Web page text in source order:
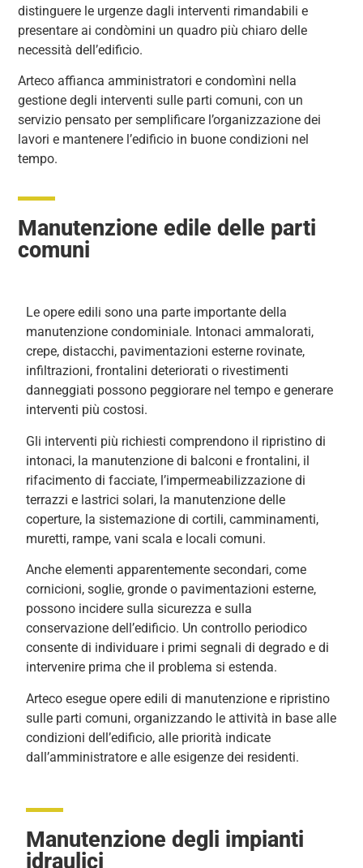
distinguere le urgenze dagli interventi rimandabili e
presentare ai condòmini un quadro più chiaro delle
necessità dell’edificio.
Arteco affianca amministratori e condomìni nella
gestione degli interventi sulle parti comuni, con un
servizio pensato per semplificare l’organizzazione dei
lavori e mantenere l’edificio in buone condizioni nel
tempo.
Manutenzione edile delle parti
comuni
Le opere edili sono una parte importante della
manutenzione condominiale. Intonaci ammalorati,
crepe, distacchi, pavimentazioni esterne rovinate,
infiltrazioni, frontalini deteriorati o rivestimenti
danneggiati possono peggiorare nel tempo e generare
interventi più costosi.
Gli interventi più richiesti comprendono il ripristino di
intonaci, la manutenzione di balconi e frontalini, il
rifacimento di facciate, l’impermeabilizzazione di
terrazzi e lastrici solari, la manutenzione delle
coperture, la sistemazione di cortili, camminamenti,
muretti, rampe, vani scala e locali comuni.
Anche elementi apparentemente secondari, come
cornicioni, soglie, gronde o pavimentazioni esterne,
possono incidere sulla sicurezza e sulla
conservazione dell’edificio. Un controllo periodico
consente di individuare i primi segnali di degrado e di
intervenire prima che il problema si estenda.
Arteco esegue opere edili di manutenzione e ripristino
sulle parti comuni, organizzando le attività in base alle
condizioni dell’edificio, alle priorità indicate
dall’amministratore e alle esigenze dei residenti.
Manutenzione degli impianti
idraulici